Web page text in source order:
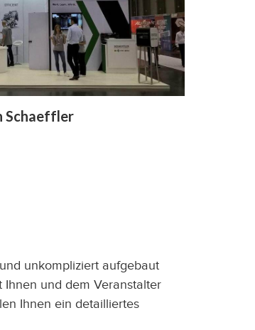
Schaeffler
unkompliziert aufgebaut
und dem Veranstalter
Ihnen ein detailliertes